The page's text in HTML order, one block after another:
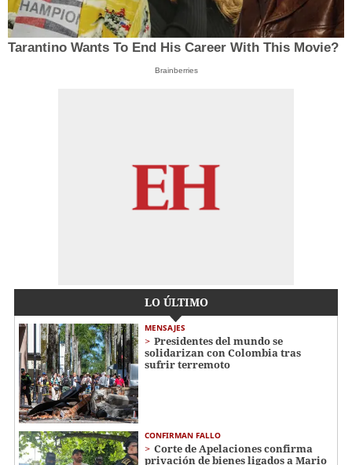
Tarantino Wants To End His Career With This Movie?
Brainberries
LO ÚLTIMO
MENSAJES
Presidentes del mundo se
solidarizan con Colombia tras
sufrir terremoto
CONFIRMAN FALLO
Corte de Apelaciones confirma
privación de bienes ligados a Mario